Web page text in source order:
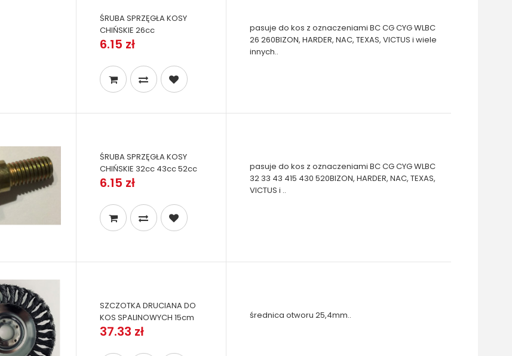
ŚRUBA SPRZĘGŁA KOSY
CHIŃSKIE 26cc
6.15 zł
pasuje do kos z oznaczeniami BC CG CYG WLBC
26 260BIZON, HARDER, NAC, TEXAS, VICTUS i wiele
innych..
ŚRUBA SPRZĘGŁA KOSY
CHIŃSKIE 32cc 43cc 52cc
pasuje do kos z oznaczeniami BC CG CYG WLBC
32 33 43 415 430 520BIZON, HARDER, NAC, TEXAS,
SZCZOTKA DRUCIANA DO
KOS SPALINOWYCH 15cm